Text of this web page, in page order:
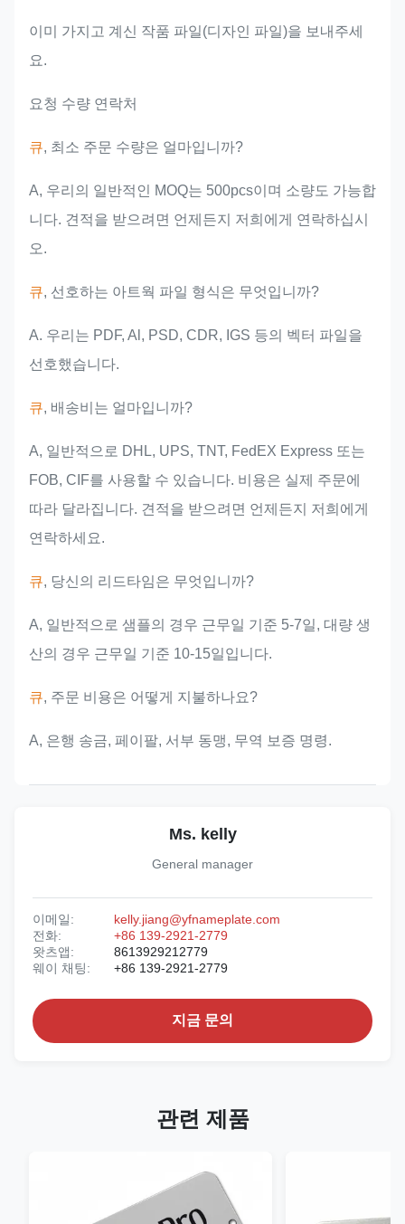
이미 가지고 계신 작품 파일(디자인 파일)을 보내주세
요.
요청 수량 연락처
큐, 최소 주문 수량은 얼마입니까?
A, 우리의 일반적인 MOQ는 500pcs이며 소량도 가능합
니다. 견적을 받으려면 언제든지 저희에게 연락하십시
오.
큐, 선호하는 아트웍 파일 형식은 무엇입니까?
A. 우리는 PDF, Al, PSD, CDR, IGS 등의 벡터 파일을
선호했습니다.
큐, 배송비는 얼마입니까?
A, 일반적으로 DHL, UPS, TNT, FedEX Express 또는
FOB, CIF를 사용할 수 있습니다. 비용은 실제 주문에
따라 달라집니다. 견적을 받으려면 언제든지 저희에게
연락하세요.
큐, 당신의 리드타임은 무엇입니까?
A, 일반적으로 샘플의 경우 근무일 기준 5-7일, 대량 생
산의 경우 근무일 기준 10-15일입니다.
큐, 주문 비용은 어떻게 지불하나요?
A, 은행 송금, 페이팔, 서부 동맹, 무역 보증 명령.
Ms. kelly
General manager
이메일:
kelly.jiang@yfnameplate.com
전화:
+86 139-2921-2779
왓츠앱:
8613929212779
웨이 채팅:
+86 139-2921-2779
지금 문의
관련 제품